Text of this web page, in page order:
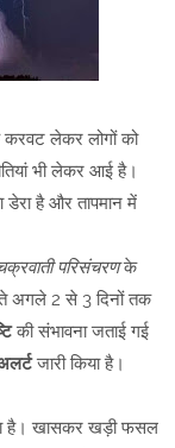
करवट लेकर लोगों को
भी लेकर आई है।
डेरा है और तापमान में
परिसंचरणके
अगले 2 से 3 दिनों तक
की संभावना जताई गई
जारी किया है।
है। खासकर खड़ी फसल